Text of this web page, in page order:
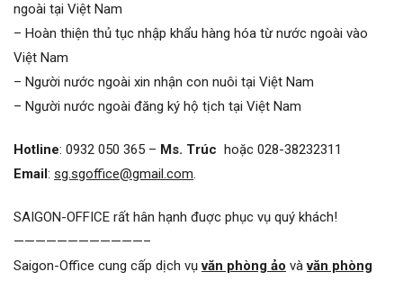
ngoài tại Việt Nam
– Hoàn thiện thủ tục nhập khẩu hàng hóa từ nước ngoài vào
Việt Nam
– Người nước ngoài xin nhận con nuôi tại Việt Nam
– Người nước ngoài đăng ký hộ tịch tại Việt Nam
Hotline: 0932 050 365 – Ms. Trúc hoặc 028-38232311
Email: sg.sgoffice@gmail.com.
SAIGON-OFFICE rất hân hạnh đuợc phục vụ quý khách!
————————————–
Saigon-Office cung cấp dịch vụvăn phòng ảo vàvăn phòng